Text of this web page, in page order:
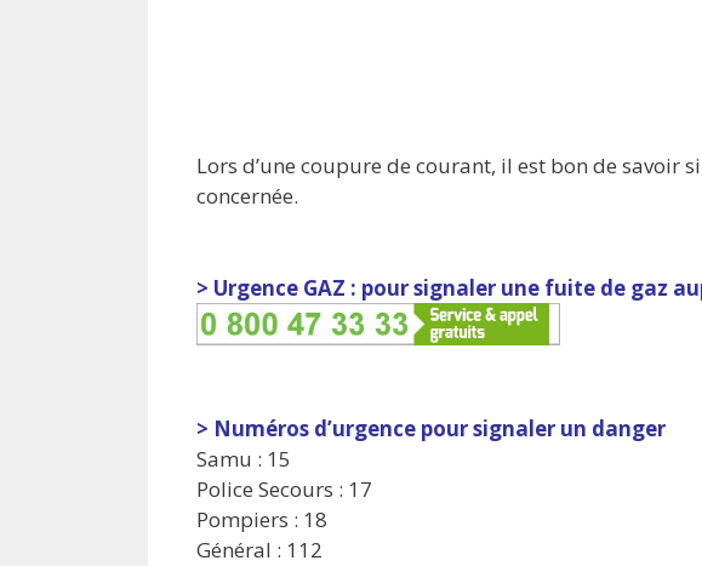
Lors d’une coupure de courant, il est bon de savoir
concernée.
> Urgence GAZ : pour signaler une fuite de gaz
> Numéros d’urgence pour signaler un danger
Samu : 15
Police Secours : 17
Pompiers : 18
Général : 112